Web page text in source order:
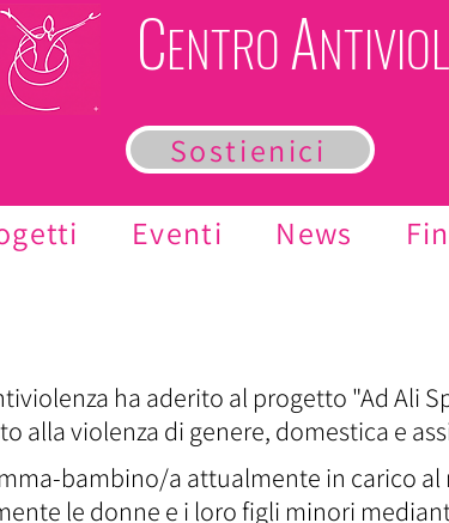
CENTRO A
Sostienici
Eventi News
ha aderito al progetto "Ad Ali
alla violenza di genere, domestica e
bambino/a attualmente in carico al
le donne e i loro figli minori